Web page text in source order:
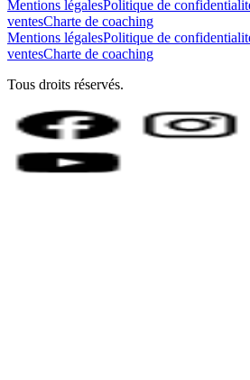
Mentions légalesPolitique de
ventesCharte de coaching
Mentions légalesPolitique de
ventesCharte de coaching
Tous droits réservés.